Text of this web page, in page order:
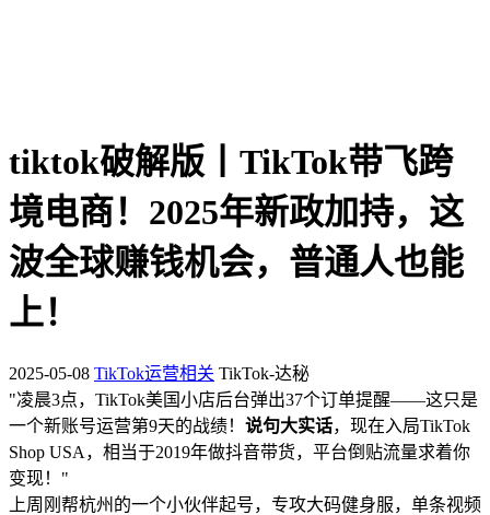
tiktok破解版丨TikTok带飞跨
境电商！2025年新政加持，这
波全球赚钱机会，普通人也能
上！
2025-05-08 TikTok运营相关 TikTok-达秘
"凌晨3点，TikTok美国小店后台弹出37个订单提醒——这只是
一个新账号运营第9天的战绩！ 说句大实话，现在入局TikTok
Shop USA，相当于2019年做抖音带货，平台倒贴流量求着你
变现！"
上周刚帮杭州的一个小伙伴起号，专攻大码健身服，单条视频